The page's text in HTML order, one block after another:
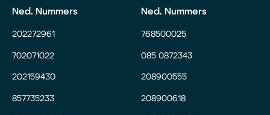
Ned. Nummers
202272961
702071022
202159430
857735233
Ned. Nummers
768500025
085 0872343
208900555
208900618